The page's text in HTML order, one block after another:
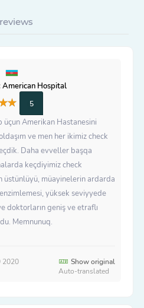
American Hospital
5
üçun Amerikan Hastanesini
ve men her ikimiz check
Daha evveller başqa
keçdiyimiz check
üstünlüyü, müayinelerin ardarda
yüksek seviyyede
doktorların geniş ve etraflı
Memnunuq.
2020
Show original
Auto-translated